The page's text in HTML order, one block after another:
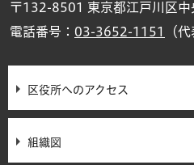
〒132-8501 東京都江戸川区中
電話番号： 03-3652-1151 （代
区役所へのアクセス
組織図